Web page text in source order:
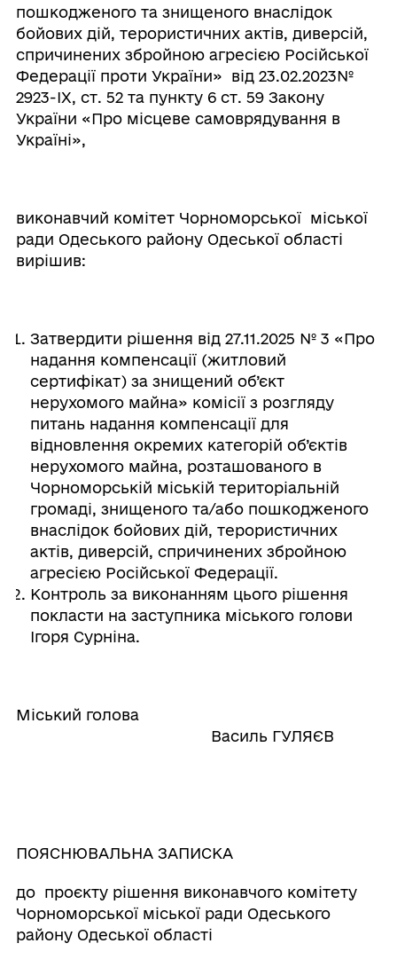
пошкодженого та знищеного внаслідок
бойових дій, терористичних актів, диверсій,
спричинених збройною агресією Російської
Федерації проти України» від 23.02.2023№
2923-IX, ст. 52 та пункту 6 ст. 59 Закону
України «Про місцеве самоврядування в
Україні»,
виконавчий комітет Чорноморської міської
ради Одеського району Одеської області
вирішив:
Затвердити рішення від 27.11.2025 № 3 «Про
надання компенсації (житловий
сертифікат) за знищений об’єкт
нерухомого майна» комісії з розгляду
питань надання компенсації для
відновлення окремих категорій об’єктів
нерухомого майна, розташованого в
Чорноморській міській територіальній
громаді, знищеного та/або пошкодженого
внаслідок бойових дій, терористичних
актів, диверсій, спричинених збройною
агресією Російської Федерації.
Контроль за виконанням цього рішення
покласти на заступника міського голови
Ігоря Сурніна.
Міський голова
Василь ГУЛЯЄВ
ПОЯСНЮВАЛЬНА ЗАПИСКА
до проєкту рішення виконавчого комітету
Чорноморської міської ради Одеського
району Одеської області